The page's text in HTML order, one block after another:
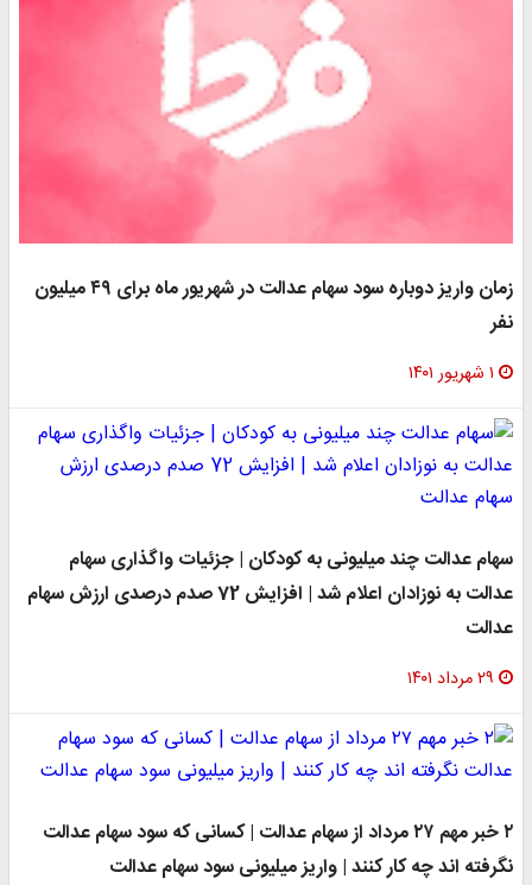
زمان واریز دوباره سود سهام عدالت در شهریور ماه برای ۴۹ میلیون
نفر
۱ شهریور ۱۴۰۱
سهام عدالت چند میلیونی به کودکان | جزئیات واگذاری سهام
عدالت به نوزادان اعلام شد | افزایش 72 صدم درصدی ارزش سهام
عدالت
۲۹ مرداد ۱۴۰۱
۲ خبر مهم ۲۷ مرداد از سهام عدالت | کسانی که سود سهام عدالت
نگرفته اند چه کار کنند | واریز میلیونی سود سهام عدالت